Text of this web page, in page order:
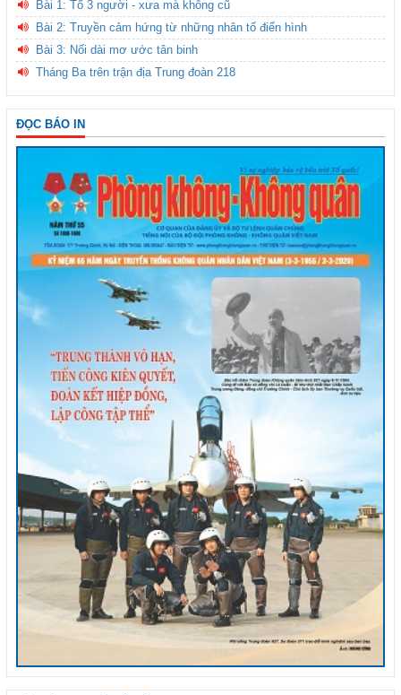
Bài 1: Tổ 3 người - xưa mà không cũ
Bài 2: Truyền cảm hứng từ những nhân tố điển hình
Bài 3: Nối dài mơ ước tân binh
Tháng Ba trên trận địa Trung đoàn 218
ĐỌC BÁO IN